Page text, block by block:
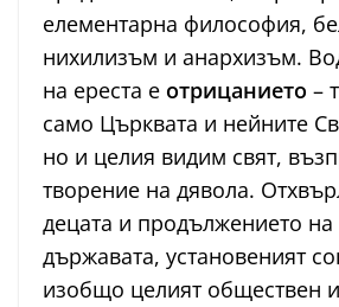
елементарна философия,
нихилизъм и анархизъм.
на ереста е отрицанието –
само Църквата и нейните
но и целия видим свят,
творение на дявола.
децата и продължението на
държавата, установеният
изобщо целият обществен